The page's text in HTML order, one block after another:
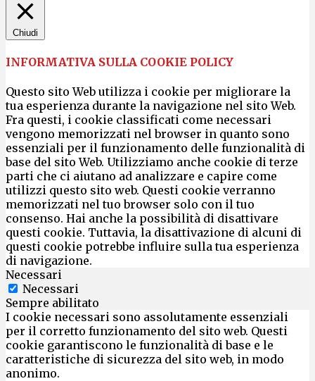
Chiudi
INFORMATIVA SULLA COOKIE POLICY
Questo sito Web utilizza i cookie per migliorare la
tua esperienza durante la navigazione nel sito Web.
Fra questi, i cookie classificati come necessari
vengono memorizzati nel browser in quanto sono
essenziali per il funzionamento delle funzionalità di
base del sito Web. Utilizziamo anche cookie di terze
parti che ci aiutano ad analizzare e capire come
utilizzi questo sito web. Questi cookie verranno
memorizzati nel tuo browser solo con il tuo
consenso. Hai anche la possibilità di disattivare
questi cookie. Tuttavia, la disattivazione di alcuni di
questi cookie potrebbe influire sulla tua esperienza
di navigazione.
Necessari
Necessari
Sempre abilitato
I cookie necessari sono assolutamente essenziali
per il corretto funzionamento del sito web. Questi
cookie garantiscono le funzionalità di base e le
caratteristiche di sicurezza del sito web, in modo
anonimo.